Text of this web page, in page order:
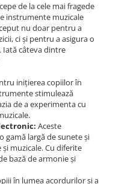
de la cele mai fragede
instrumente muzicale
nu doar pentru a
ci și pentru a asigura o
Iată câteva dintre
inițierea copiilor în
stimulează
de a experimenta cu
Aceste
gamă largă de sunete și
muzicale. Cu diferite
bază de armonie și
în lumea acordurilor și a